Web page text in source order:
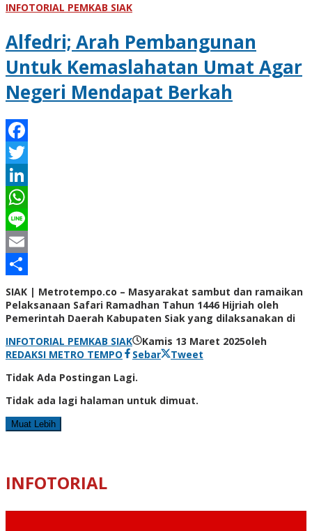
INFOTORIAL PEMKAB SIAK
Alfedri; Arah Pembangunan
Untuk Kemaslahatan Umat Agar
Negeri Mendapat Berkah
Facebook
Twitter
LinkedIn
WhatsApp
Line
Email
Share
SIAK | Metrotempo.co – Masyarakat sambut dan ramaikan
Pelaksanaan Safari Ramadhan Tahun 1446 Hijriah oleh
Pemerintah Daerah Kabupaten Siak yang dilaksanakan di
INFOTORIAL PEMKAB SIAK
Kamis 13 Maret 2025oleh
REDAKSI METRO TEMPO
Sebar
Tweet
Tidak Ada Postingan Lagi.
Tidak ada lagi halaman untuk dimuat.
Muat Lebih
INFOTORIAL